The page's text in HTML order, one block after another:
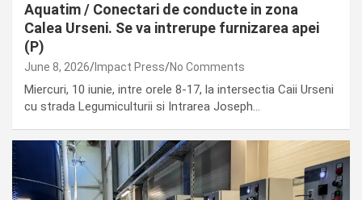
Aquatim / Conectari de conducte in zona
Calea Urseni. Se va intrerupe furnizarea apei
(P)
June 8, 2026 Impact Press No Comments
Miercuri, 10 iunie, intre orele 8-17, la intersectia Caii Urseni
cu strada Legumiculturii si Intrarea Joseph…